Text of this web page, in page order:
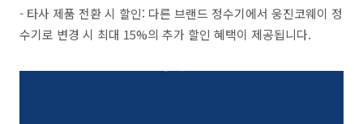
- 타사 제품 전환 시 할인: 다른 브랜드 정수기에서 웅진코웨이 정
수기로 변경 시 최대 15%의 추가 할인 혜택이 제공됩니다.